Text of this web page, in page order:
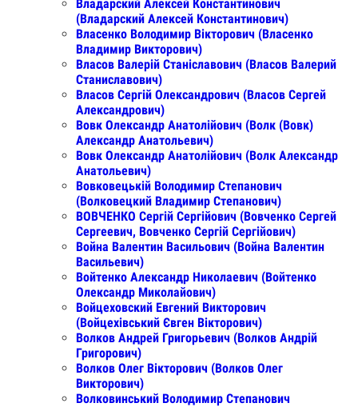
Владарский Алексей Константинович
(Владарский Алексей Константинович)
Власенко Володимир Вікторович (Власенко
Владимир Викторович)
Власов Валерій Станіславович (Власов Валерий
Станиславович)
Власов Сергій Олександрович (Власов Сергей
Александрович)
Вовк Олександр Анатолійович (Волк (Вовк)
Александр Анатольевич)
Вовк Олександр Анатолійович (Волк Александр
Анатольевич)
Вовковецькiй Володимир Степанович
(Волковецкий Владимир Степанович)
ВОВЧЕНКО Сергій Сергійович (Вовченко Сергей
Сергеевич, Вовченко Сергій Сергійович)
Война Валентин Васильович (Война Валентин
Васильевич)
Войтенко Александр Николаевич (Войтенко
Олександр Миколайович)
Войцеховский Евгений Викторович
(Войцехівський Євген Вікторович)
Волков Андрей Григорьевич (Волков Андрій
Григорович)
Волков Олег Вікторович (Волков Олег
Викторович)
Волковинський Володимир Степанович